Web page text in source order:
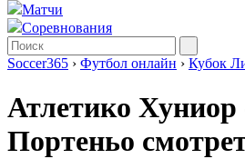
Матчи
Соревнования
Soccer365 › Футбол онлайн › Кубок
Атлетико
Портеньо